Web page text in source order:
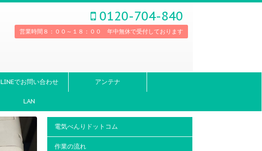
0120-704-840
営業時間８：００～１８：００ 年中無休で受付しております
LINEでお問い合わせ アンテナ
LAN
電気べんりドットコム
作業の流れ